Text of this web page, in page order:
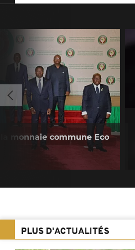
monnaie commune Eco
PLUS D'ACTUALITÉS